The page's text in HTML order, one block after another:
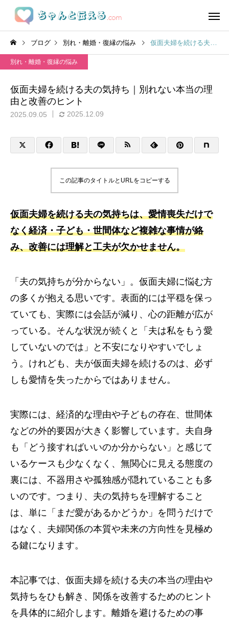
ブログ 別れ・離婚・復縁の悩み 仮面夫婦を続ける夫の気持ち｜別れない本当の理由と改善のヒント
別れ・離婚・復縁の悩み
仮面夫婦を続ける夫の気持ち｜別れない本当の理
由と改善のヒント
2025.09.05 2025.12.09
この記事のタイトルとURLをコピーする
仮面夫婦を続ける夫の気持ちは、愛情喪失だけで
なく経済・子ども・世間体など複雑な事情が絡
み、改善には理解と工夫が欠かせません。
「夫の気持ちが分からない」。仮面夫婦に悩む方
の多くが抱える思いです。表面的には平穏を保っ
ていても、実際には会話が減り、心の距離が広が
っている。そんな状況が続くと「夫は私をもう愛
していないのでは」と不安になりやすいでしょ
う。けれども、夫が仮面夫婦を続けるのは、必ず
しも愛情を失ったからではありません。
実際には、経済的な理由や子どもの存在、世間体
などの外的要因が大きく影響しています。夫自身
も「どう接すればいいのか分からない」と感じて
いるケースも少なくなく、無関心に見える態度の
裏には、不器用さや孤独感が隠れていることも多
いのです。つまり、夫の気持ちを理解すること
は、単に「まだ愛があるかどうか」を問うだけで
はなく、夫婦関係の本質や未来の方向性を見極め
る鍵になります。
本記事では、仮面夫婦を続ける夫の本当の理由や
気持ちをひも解き、関係を改善するためのヒント
を具体的に紹介します。離婚を避けるための事